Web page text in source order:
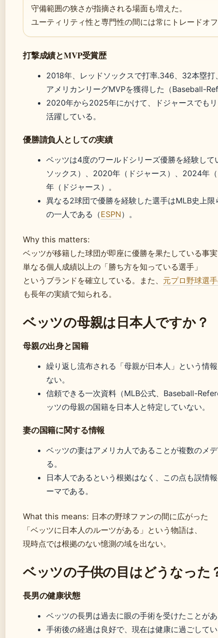
守備範囲の狭さが指摘される場面も増えた。
ユーティリティ性と専門性の間には常にトレードオ
打撃成績とMVP受賞歴
2018年、レッドソックスで打率.346、32本塁打
アメリカンリーグMVPを獲得した（Baseball-
2020年から2025年にかけて、ドジャースでも
活躍している。
優勝請負人としての実績
ベッツは4度のワールドシリーズ優勝を経験し
ソックス）、2020年（ドジャース）、2024年
年（ドジャース）。
異なる2球団で優勝を経験した選手はMLB史上
の一人である（ESPN）。
Why this matters:
ベッツが移籍した球団が即座に優勝を果たしている事
単なる個人成績以上の「勝ち方を知っている選手」
というブランドを確立している。また、 元プロ野球選
も長年の実績で知られる。
ベッツの母親は日本人ですか？
母親の出身と国籍
繰り返し流布される「母親が日本人」という情
ない。
信頼できる一次資料（MLB公式、Baseball-
ッツの母親の国籍を日本人と特定していない。
妻の国籍に関する情報
ベッツの妻はアメリカ人であることが複数のメ
る。
日本人であるという根拠はなく、この点も誤情
ーマである。
What this means: 日本の野球ファンの間に広がった
「ベッツに日本人のルーツがある」という物語は、
現時点では根拠のない憶測の域を出ない。
ベッツの子供の目はどうなった
長男の健康状態
ベッツの長男は過去に眼の手術を受けたことが
手術後の経過は良好で、現在は健康に過ごして